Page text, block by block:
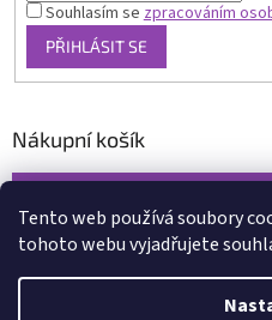
Tento web používá soubory
tohoto webu vyjadřujete
Souhlasím sezpracováním
PŘIHLÁSIT SE
Nákupní košík